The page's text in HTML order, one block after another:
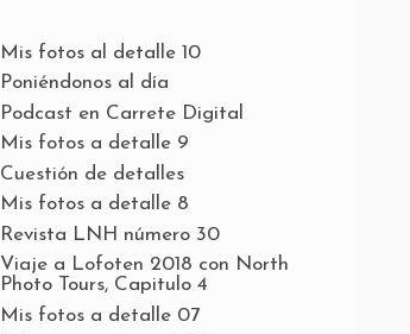
Mis fotos al detalle 10
Poniéndonos al día
Podcast en Carrete Digital
Mis fotos a detalle 9
Cuestión de detalles
Mis fotos a detalle 8
Revista LNH número 30
Viaje a Lofoten 2018 con North
Photo Tours, Capitulo 4
Mis fotos a detalle 07